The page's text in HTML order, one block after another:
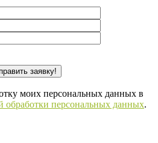
моих персональных данных в
обработки персональных данных.